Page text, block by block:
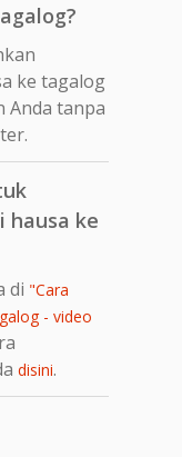
ke tagalog
Anda tanpa
hausa ke
di "Cara
- video
disini.